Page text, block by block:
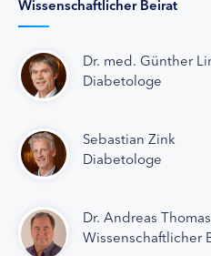
Wissenschaftlicher Beirat
Dr. med. Günther
Diabetologe
Sebastian Zink
Diabetologe
Dr. Andreas Thomas
Wissenschaftlicher